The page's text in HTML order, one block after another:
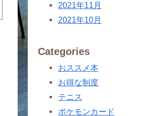
2021年11月
2021年10月
Categories
おススメ本
お得な制度
テニス
ポケモンカード